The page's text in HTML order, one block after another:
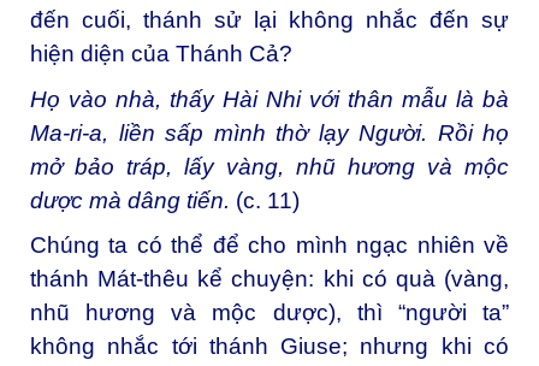
đến cuối, thánh sử lại không nhắc đến sự
hiện diện của Thánh Cả?
Họ vào nhà, thấy Hài Nhi với thân mẫu là bà
Ma-ri-a, liền sấp mình thờ lạy Người. Rồi họ
mở bảo tráp, lấy vàng, nhũ hương và mộc
dược mà dâng tiến. (c. 11)
Chúng ta có thể để cho mình ngạc nhiên về
thánh Mát-thêu kể chuyện: khi có quà (vàng,
nhũ hương và mộc dược), thì “người ta”
không nhắc tới thánh Giuse; nhưng khi có